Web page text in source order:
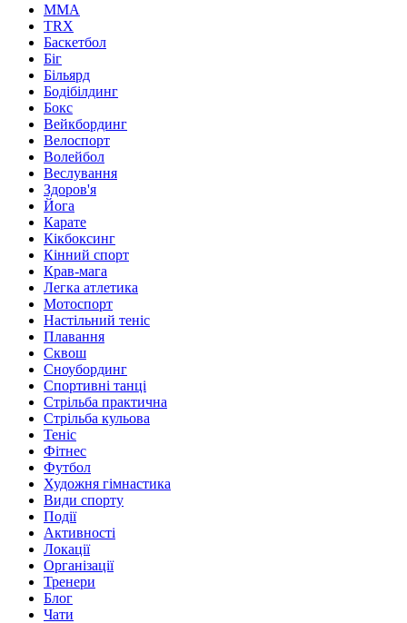
MMA
TRX
Баскетбол
Біг
Більярд
Бодібілдинг
Бокс
Вейкбординг
Велоспорт
Волейбол
Веслування
Здоров'я
Йога
Карате
Кікбоксинг
Кінний спорт
Крав-мага
Легка атлетика
Мотоспорт
Настільний теніс
Плавання
Сквош
Сноубординг
Спортивні танці
Стрільба практична
Стрільба кульова
Теніс
Фітнес
Футбол
Художня гімнастика
Види спорту
Події
Активності
Локації
Організації
Тренери
Блог
Чати